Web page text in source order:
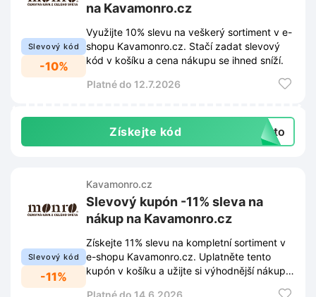
Slevový kód
-10%
na Kavamonro.cz
Využijte 10% slevu na veškerý sortiment v e-
shopu Kavamonro.cz. Stačí zadat slevový
kód v košíku a cena nákupu se ihned sníží.
Platné do 12.7.2026
Získejte kód leto
Slevový kód
-11%
Kavamonro.cz
Slevový kupón -11% sleva na
nákup na Kavamonro.cz
Získejte 11% slevu na kompletní sortiment v
e-shopu Kavamonro.cz. Uplatněte tento
kupón v košíku a užijte si výhodnější nákup